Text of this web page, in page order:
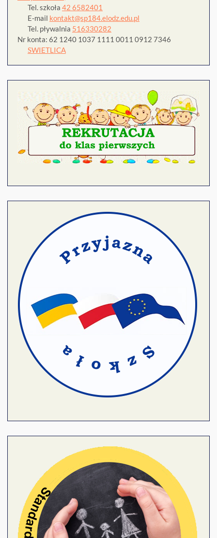
Tel. szkoła 42 6582401
E-mail kontakt@sp184.elodz.edu.pl
Tel. pływalnia 516330282
Nr konta: 62 1240 1037 1111 0011 0912 7346
SWIETLICA